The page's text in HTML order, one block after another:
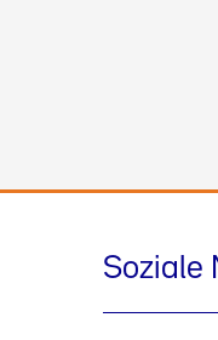
Soziale